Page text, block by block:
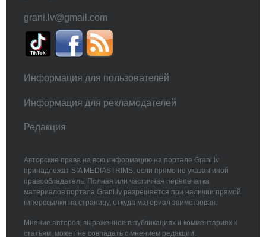
grani.lv@gmail.com
Информация для пользователей
Информация для рекламодателей
Редакция
Авторские права на всю информацию на портале Grani.lv
принадлежат SIA MEDIASTRIMS, если прямо не указан иной
правообладатель. Полная или частичная перепечатка
материалов портала Grani.lv разрешается при наличии прямой
гиперссылки на страницу, откуда материал заимствован.
Мнение авторов, выраженное в публикациях и комментариях к
статьям, может не совпадать с мнением редакции.